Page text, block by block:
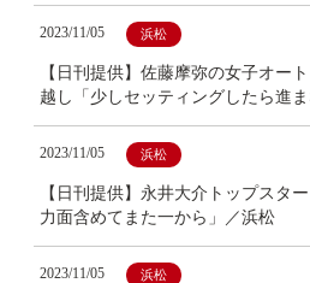
2023/11/05 浜松
【日刊提供】佐藤摩弥の女子オー
越し「少しセッティングしたら進
2023/11/05 浜松
【日刊提供】永井大介トップスタ
力面含めてまた一から」／浜松
2023/11/05 浜松